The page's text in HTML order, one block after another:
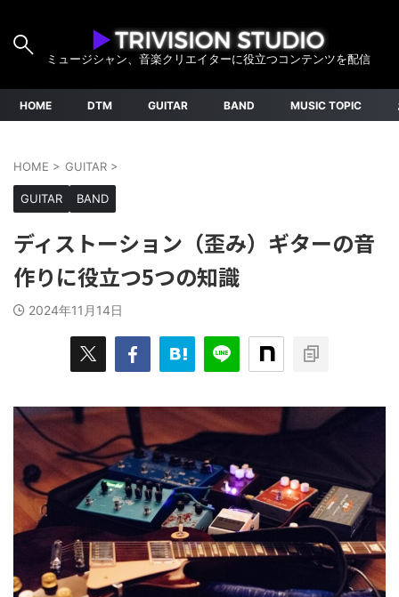
ミュージシャン、音楽クリエイターに役立つコンテンツを配信
HOME DTM GUITAR BAND MUSIC TOPIC
HOME > GUITAR >
GUITAR BAND
ディストーション（歪み）ギターの音
作りに役立つ5つの知識
2024年11月14日